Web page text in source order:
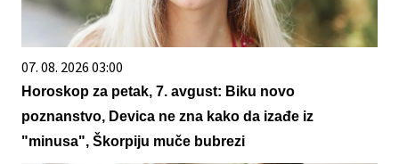
07. 08. 2026 03:00
Horoskop za petak, 7. avgust: Biku novo
poznanstvo, Devica ne zna kako da izađe iz
"minusa", Škorpiju muče bubrezi